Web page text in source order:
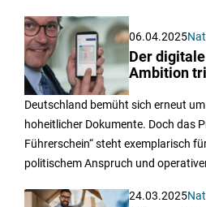
06.04.2025
Der
Ambition
Deutschland bemüht sich erneut
hoheitlicher Dokumente. Doch das
Führerschein“ steht exemplarisch
politischem Anspruch und
24.03.2025